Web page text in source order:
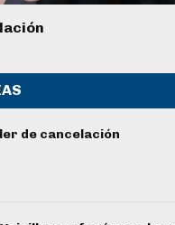
de cancelación